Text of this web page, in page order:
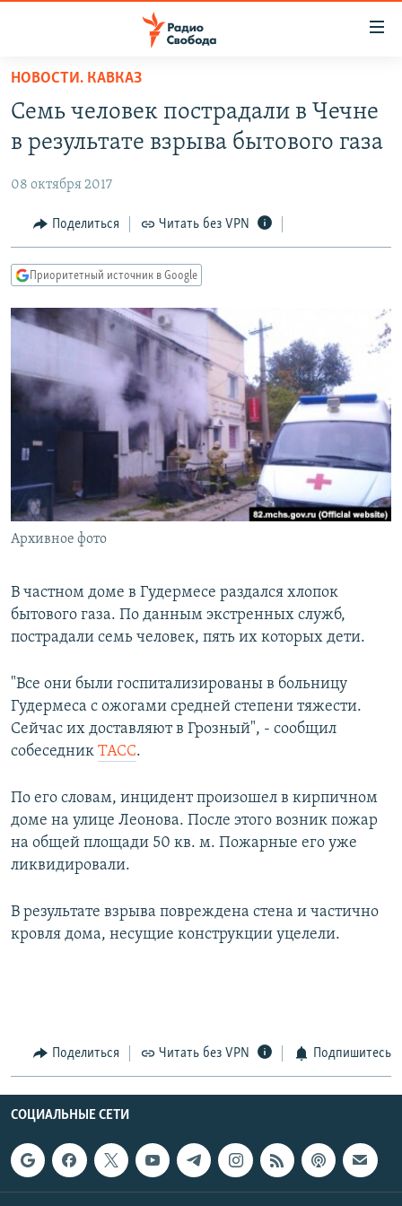
упрощенного
доступа
основному
Вернутся
главной
навигации
Вернутся
АВТОРСКИЕ ПРОЕКТЫ
ЦИТАТЫ СВОБОДЫ
МНЕНИЯ
IDEL.РЕАЛИИ
КАВКАЗ.РЕАЛИИ
СЕВЕР.РЕАЛИИ
СИБИРЬ.РЕАЛИИ
РАСПИСАНИЕ ВЕЩАНИЯ
ПОДПИШИТЕСЬ НА РАССЫЛКУ
СОЦИАЛЬНЫЕ СЕТИ
Все сайты РСЕ/РС
НОВОСТИ. КАВКАЗ
Семь человек пострадали в Чечне
в результате взрыва бытового газа
08 октября 2017
Поделиться Читать без VPN
Приоритетный источник в Google
Архивное фото
В частном доме в Гудермесе раздался хлопок
бытового газа. По данным экстренных служб,
пострадали семь человек, пять их которых дети.
"Все они были госпитализированы в больницу
Гудермеса с ожогами средней степени тяжести.
Сейчас их доставляют в Грозный", - сообщил
собеседник ТАСС.
По его словам, инцидент произошел в кирпичном
доме на улице Леонова. После этого возник пожар
на общей площади 50 кв. м. Пожарные его уже
ликвидировали.
В результате взрыва повреждена стена и частично
кровля дома, несущие конструкции уцелели.
Поделиться Читать без VPN Подпишитесь
СОЦИАЛЬНЫЕ СЕТИ